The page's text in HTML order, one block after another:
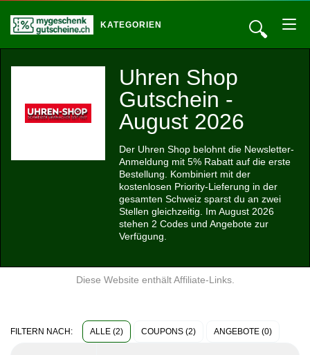
🔍
KATEGORIEN
Uhren Shop
Gutschein -
August 2026
Der Uhren Shop belohnt die Newsletter-
Anmeldung mit 5% Rabatt auf die erste
Bestellung. Kombiniert mit der
kostenlosen Priority-Lieferung in der
gesamten Schweiz sparst du an zwei
Stellen gleichzeitig. Im August 2026
stehen 2 Codes und Angebote zur
Verfügung.
Diese Website enthält Affiliate-Links.
FILTERN NACH: ALLE (2) COUPONS (2) ANGEBOTE (0)